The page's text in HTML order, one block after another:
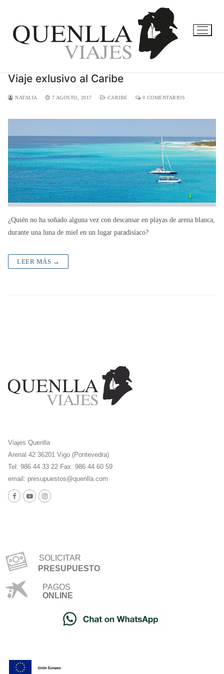
contenido
Viaje exlusivo al Caribe
NATALIA 7 AGOSTO, 2017 CARIBE 0 COMENTARIOS
¿Quién no ha soñado alguna vez con descansar en playas de arena blanca,
durante una luna de miel en un lugar paradisíaco?
LEER MÁS →
Viajes Quenlla
Arenal 42 36201 Vigo (Pontevedra)
Tel: 986 44 33 22 Fax: 986 44 60 59
email: presupuestos@quenlla.com
SOLICITAR
PRESUPUESTO
PAGOS
ONLINE